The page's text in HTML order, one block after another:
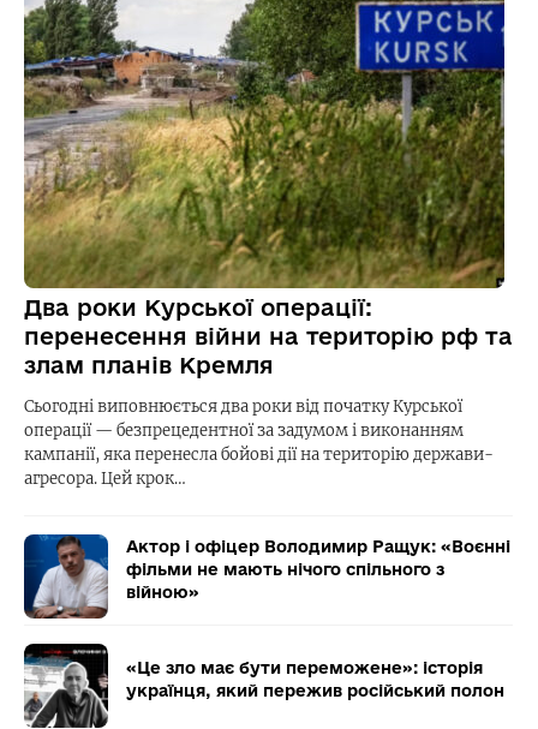
Два роки Курської операції:
перенесення війни на територію рф та
злам планів Кремля
Сьогодні виповнюється два роки від початку Курської
операції — безпрецедентної за задумом і виконанням
кампанії, яка перенесла бойові дії на територію держави-
агресора. Цей крок…
Актор і офіцер Володимир Ращук: «Воєнні
фільми не мають нічого спільного з
війною»
«Це зло має бути переможене»: історія
українця, який пережив російський полон